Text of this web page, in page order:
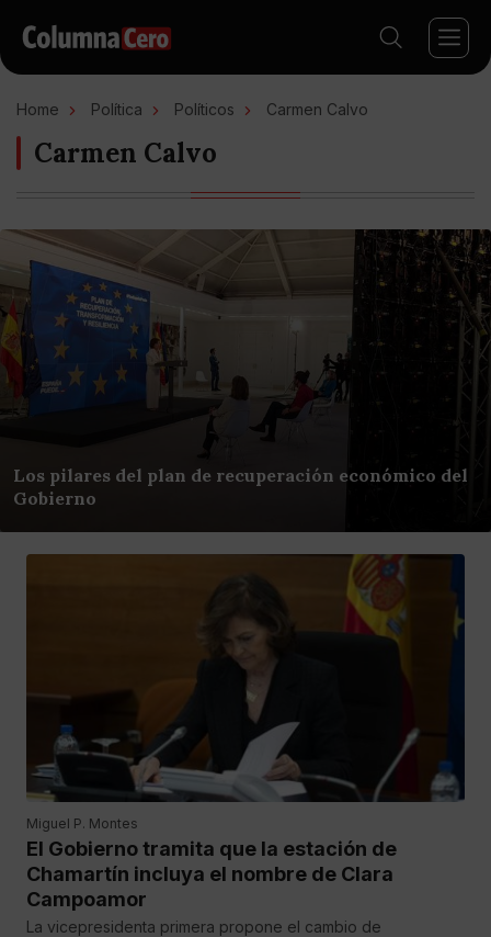
Home Política Políticos Carmen Calvo
Carmen Calvo
Los pilares del plan de recuperación económico del
Gobierno
Miguel P. Montes
El Gobierno tramita que la estación de
Chamartín incluya el nombre de Clara
Campoamor
La vicepresidenta primera propone el cambio de